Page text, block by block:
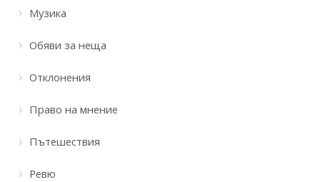
Музика
Обяви за неща
Отклонения
Право на мнение
Пътешествия
Ревю